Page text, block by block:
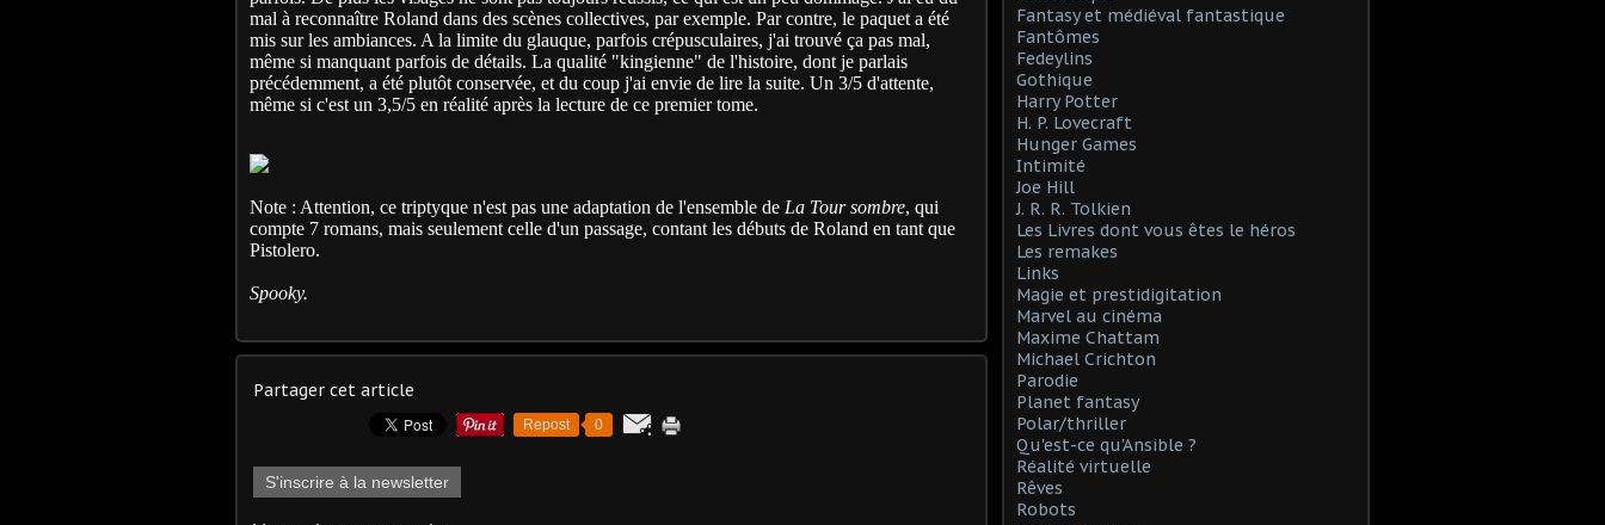
mal à reconnaître Roland dans des scènes collectives, par exemple. Par contre, le paquet a été
mis sur les ambiances. A la limite du glauque, parfois crépusculaires, j'ai trouvé ça pas mal,
même si manquant parfois de détails. La qualité "kingienne" de l'histoire, dont je parlais
précédemment, a été plutôt conservée, et du coup j'ai envie de lire la suite. Un 3/5 d'attente,
même si c'est un 3,5/5 en réalité après la lecture de ce premier tome.
Note : Attention, ce triptyque n'est pas une adaptation de l'ensemble de La Tour sombre, qui
compte 7 romans, mais seulement celle d'un passage, contant les débuts de Roland en tant que
Pistolero.
Spooky.
Partager cet article
Repost 0
S'inscrire à la newsletter
Fantasy et médiéval fantastique
Fantômes
Fedeylins
Gothique
Harry Potter
H. P. Lovecraft
Hunger Games
Intimité
Joe Hill
J. R. R. Tolkien
Les Livres dont vous êtes le héros
Les remakes
Links
Magie et prestidigitation
Marvel au cinéma
Maxime Chattam
Michael Crichton
Parodie
Planet fantasy
Polar/thriller
Qu'est-ce qu'Ansible ?
Réalité virtuelle
Rêves
Robots